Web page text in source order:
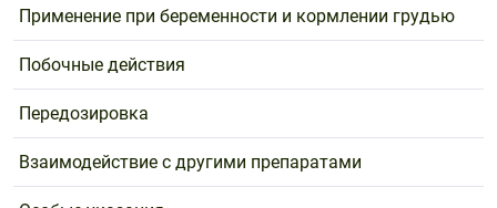
Применение при беременности и кормлении грудью
Побочные действия
Передозировка
Взаимодействие с другими препаратами